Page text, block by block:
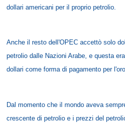
dollari americani per il proprio petrolio.
Anche il resto dell'OPEC accettò solo
petrolio dalle Nazioni Arabe, e questa
dollari come forma di pagamento per
Dal momento che il mondo aveva
crescente di petrolio e i prezzi del